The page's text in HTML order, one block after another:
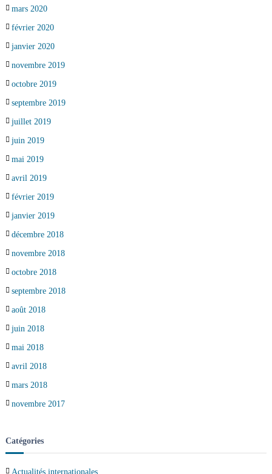
mars 2020
février 2020
janvier 2020
novembre 2019
octobre 2019
septembre 2019
juillet 2019
juin 2019
mai 2019
avril 2019
février 2019
janvier 2019
décembre 2018
novembre 2018
octobre 2018
septembre 2018
août 2018
juin 2018
mai 2018
avril 2018
mars 2018
novembre 2017
Catégories
Actualités internationales